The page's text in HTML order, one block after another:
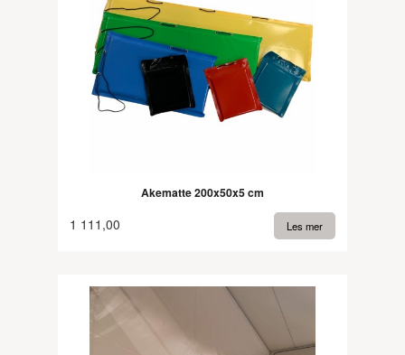
Akematte 200x50x5 cm
1 111,00 Les mer